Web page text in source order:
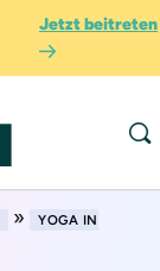
Jetzt beitreten
»
YOGA IN